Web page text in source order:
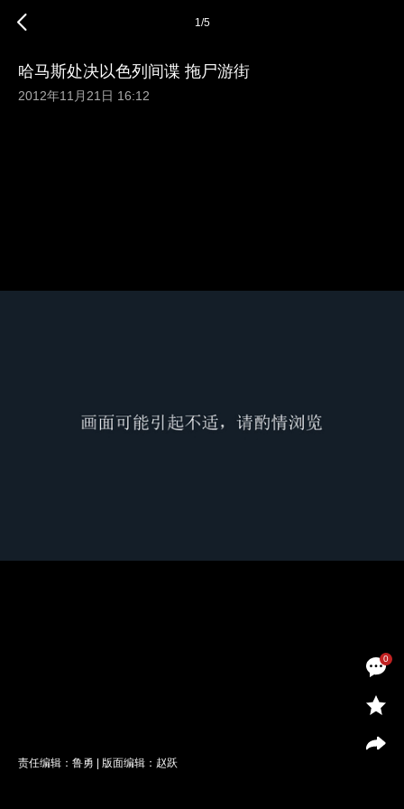
0
1/5
哈马斯处决以色列间谍 拖尸游街
2012年11月21日 16:12
责任编辑：鲁勇 | 版面编辑：赵跃